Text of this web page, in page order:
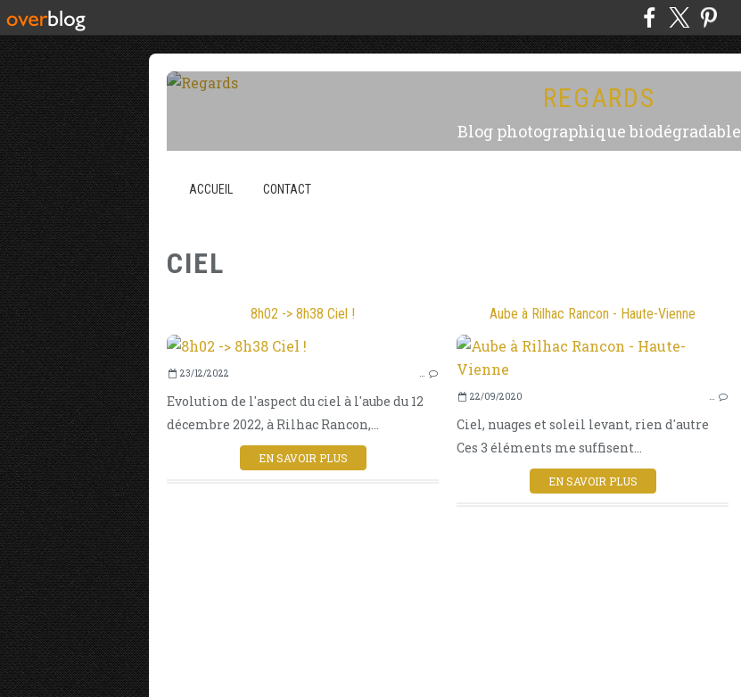
REGARDS
Blog photographique biodégradable
ACCUEIL CONTACT
CIEL
8h02 -> 8h38 Ciel !
RILHAC RANCON
AUBE
NUAGES
CANONPHOTOGRAPHY
23/12/2022 …
Evolution de l'aspect du ciel à l'aube du 12
décembre 2022, à Rilhac Rancon,...
EN SAVOIR PLUS
Aube à Rilhac Rancon - Haute-Vienne
22/09/2020 …
Ciel, nuages et soleil levant, rien d'autre
Ces 3 éléments me suffisent...
EN SAVOIR PLUS